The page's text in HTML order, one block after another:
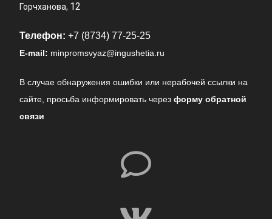
Горчханова, 12
Телефон: +7 (8734) 77-25-25
E-mail: minpromsvyaz@ingushetia.ru
В случае обнаружения ошибки или нерабочей ссылки на
сайте, просьба информировать черезформу обратной
связи